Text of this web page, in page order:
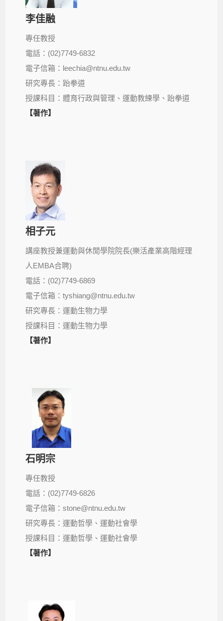
李佳融
專任教授
電話：(02)7749-6832
電子信箱：leechia@ntnu.edu.tw
研究專長：跆拳道
授課科目：體育行政與管理、運動教練學、跆拳道
【著作】
相子元
講座教授兼運動與休閒學院院長(樂活產業高階經理
人EMBA合聘)
電話：(02)7749-6869
電子信箱：tyshiang@ntnu.edu.tw
研究專長：運動生物力學
授課科目：運動生物力學
【著作】
石明宗
專任教授
電話：(02)7749-6826
電子信箱：stone@ntnu.edu.tw
研究專長：運動哲學、運動社會學
授課科目：運動哲學、運動社會學
【著作】